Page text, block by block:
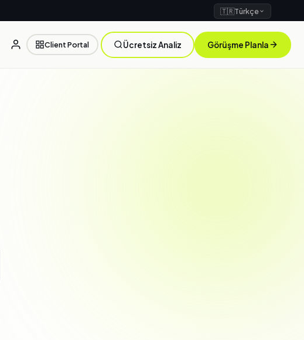
🇹🇷Türkçe
Client Portal Ücretsiz Analiz Görüşme Planla